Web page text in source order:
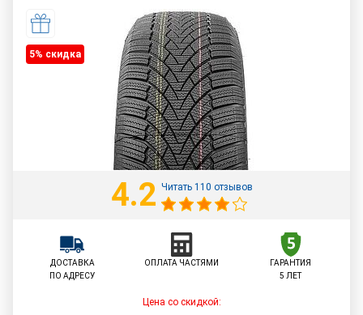
5% cкидка
4.2 Читать 110 отзывов
ДОСТАВКА
ПО АДРЕСУ
ОПЛАТА ЧАСТЯМИ
ГАРАНТИЯ
5 ЛЕТ
Цена со скидкой: